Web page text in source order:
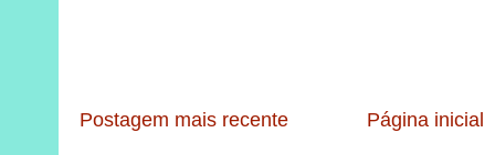
Postagem mais recente Página inicial